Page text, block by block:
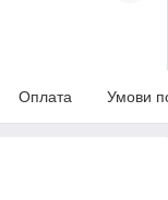
Оплата Умови